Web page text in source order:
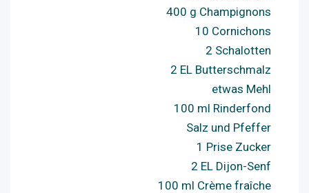
400 g Champignons
10 Cornichons
2 Schalotten
2 EL Butterschmalz
etwas Mehl
100 ml Rinderfond
Salz und Pfeffer
1 Prise Zucker
2 EL Dijon-Senf
100 ml Crème fraîche